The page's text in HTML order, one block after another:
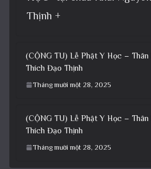
Thịnh +
(CỘNG TU) Lễ Phật Y Học –
Thích Đạo Thịnh
Tháng mười một 28, 2025
(CỘNG TU) Lễ Phật Y Học –
Thích Đạo Thịnh
Tháng mười một 28, 2025